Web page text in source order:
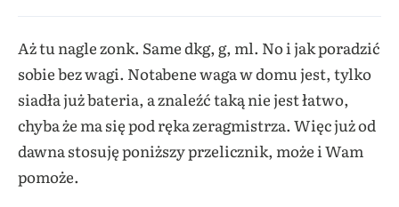
Aż tu nagle zonk. Same dkg, g, ml. No i jak poradzić
sobie bez wagi. Notabene waga w domu jest, tylko
siadła już bateria, a znaleźć taką nie jest łatwo,
chyba że ma się pod ręka zeragmistrza. Więc już od
dawna stosuję poniższy przelicznik, może i Wam
pomoże.